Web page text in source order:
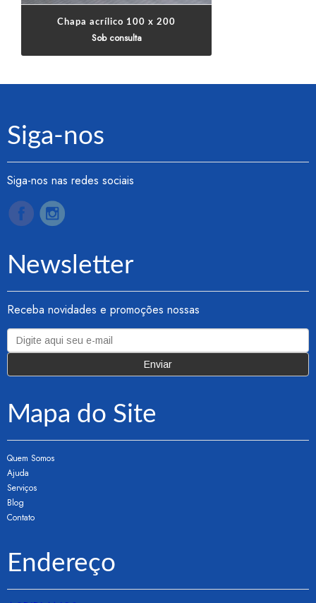
Chapa acrílico 100 x 200
Sob consulta
Siga-nos
Siga-nos nas redes sociais
Newsletter
Receba novidades e promoções nossas
Mapa do Site
Quem Somos
Ajuda
Serviços
Blog
Contato
Endereço